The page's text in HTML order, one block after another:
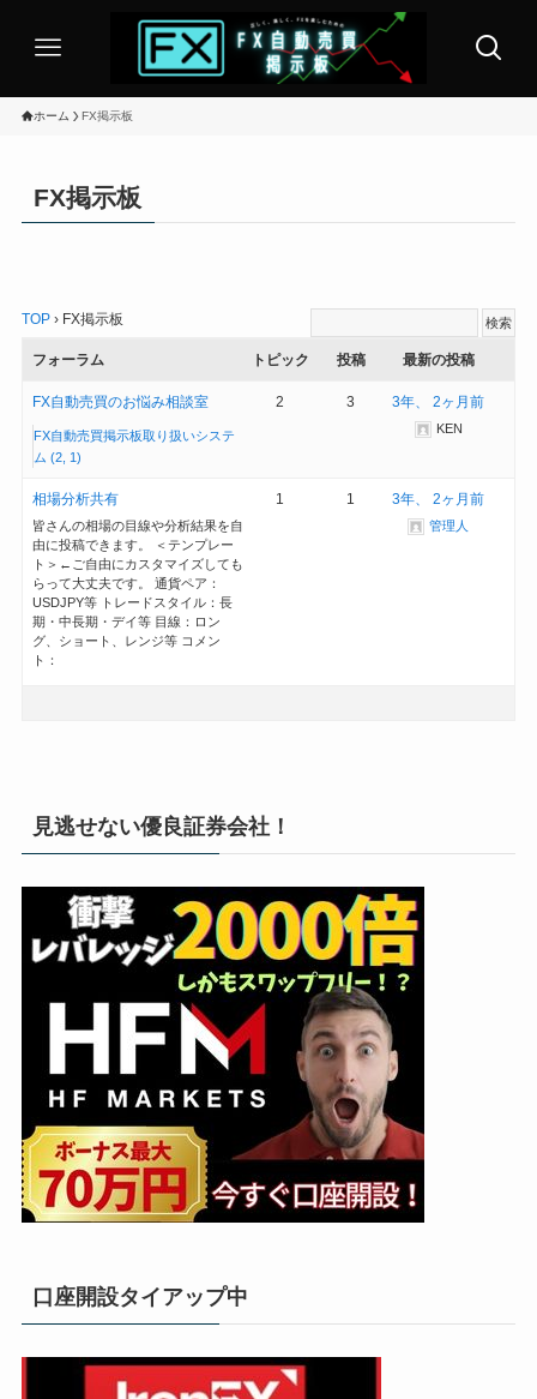
ホーム FX掲示板
FX掲示板
TOP › FX掲示板
フォーラム トピック 投稿 最新の投稿
FX自動売買のお悩み相談室
FX自動売買掲示板取り扱いシステ
ム (2, 1)
2 3 3年、 2ヶ月前
KEN
相場分析共有
皆さんの相場の目線や分析結果を自
由に投稿できます。 ＜テンプレー
ト＞←ご自由にカスタマイズしても
らって大丈夫です。 通貨ペア：
USDJPY等 トレードスタイル：長
期・中長期・デイ等 目線：ロン
グ、ショート、レンジ等 コメン
ト：
1 1 3年、 2ヶ月前
管理人
見逃せない優良証券会社！
口座開設タイアップ中